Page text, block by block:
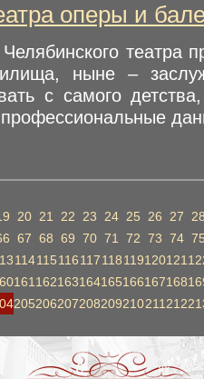
оперы и
ныне –
с самого
20 21 22 23 24 25 26 27 28
67 68 69 70 71 72 73 74 75
114115116117118119120121
161 162163164165166167168
205206207208209210211 212